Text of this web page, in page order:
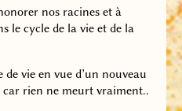
nos racines et à
le cycle de la vie et de la
vie en vue d’un nouveau
car rien ne meurt vraiment..